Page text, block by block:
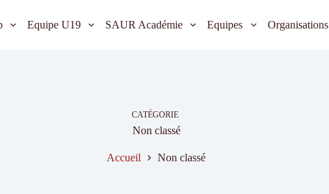
Equipe U19 SAUR Académie Equipes Organisations
CATÉGORIE
Non classé
Accueil Non classé